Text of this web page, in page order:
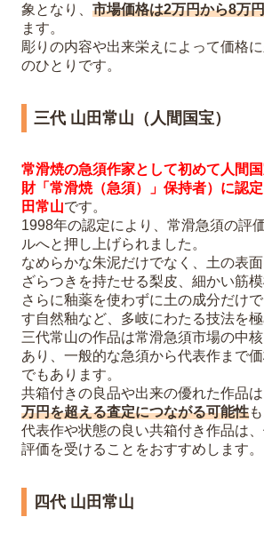
象となり、 市場価格は2万円から8万
ます。
彫りの内容や出来栄えによって価格
のひとりです。
三代 山田常山（人間国宝）
常滑焼の急須作家として初めて人間
財「常滑焼（急須）」保持者）に認
田常山です。
1998年の認定により、常滑急須の評
ルへと押し上げられました。
なめらかな朱泥だけでなく、土の表
ざらつきを持たせる梨皮、細かい筋模
さらに釉薬を使わずに土の成分だけ
す自然釉など、多岐にわたる技法を極
三代常山の作品は常滑急須市場の中
あり、一般的な急須から代表作まで
でもあります。
共箱付きの良品や出来の優れた作品は
万円を超える査定につながる可能性も
代表作や状態の良い共箱付き作品は
評価を受けることをおすすめします。
四代 山田常山